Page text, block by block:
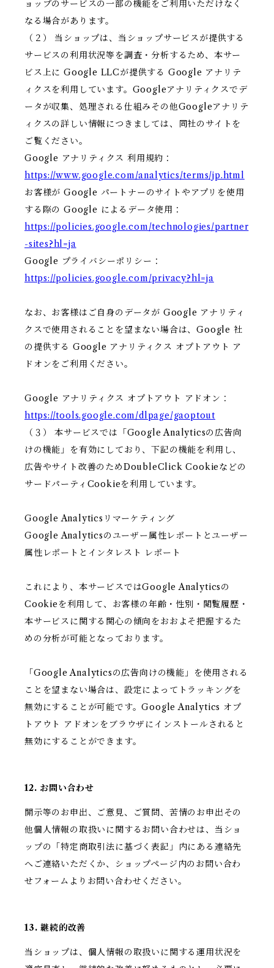
ョップのサービスの一部の機能をご利用いただけなく
なる場合があります。
（２） 当ショップは、当ショップサービスが提供する
サービスの利用状況等を調査・分析するため、本サー
ビス上に Google LLCが提供する Google アナリテ
ィクスを利用しています。Googleアナリティクスでデ
ータが収集、処理される仕組みその他Googleアナリテ
ィクスの詳しい情報につきましては、同社のサイトを
ご覧ください。
Google アナリティクス 利用規約：
https://www.google.com/analytics/terms/jp.html
お客様が Google パートナーのサイトやアプリを使用
する際の Google によるデータ使用：
https://policies.google.com/technologies/partner
-sites?hl=ja
Google プライバシーポリシー：
https://policies.google.com/privacy?hl=ja
なお、お客様はご自身のデータが Google アナリティ
クスで使用されることを望まない場合は、Google 社
の提供する Google アナリティクス オプトアウト ア
ドオンをご利用ください。
Google アナリティクス オプトアウト アドオン：
https://tools.google.com/dlpage/gaoptout
（３） 本サービスでは「Google Analyticsの広告向
けの機能」を有効にしており、下記の機能を利用し、
広告やサイト改善のためDoubleClick Cookieなどの
サードパーティCookieを利用しています。
Google Analyticsリマーケティング
Google Analyticsのユーザー属性レポートとユーザー
属性レポートとインタレスト レポート
これにより、本サービスではGoogle Analyticsの
Cookieを利用して、お客様の年齢・性別・閲覧履歴・
本サービスに関する関心の傾向をおおよそ把握するた
めの分析が可能となっております。
「Google Analyticsの広告向けの機能」を使用される
ことを望まない場合は、設定によってトラッキングを
無効にすることが可能です。Google Analytics オプ
トアウト アドオンをブラウザにインストールされると
無効にすることができます。
12. お問い合わせ
開示等のお申出、ご意見、ご質問、苦情のお申出その
他個人情報の取扱いに関するお問い合わせは、当ショ
ップの「特定商取引法に基づく表記」内にある連絡先
へご連絡いただくか、ショップページ内のお問い合わ
せフォームよりお問い合わせください。
13. 継続的改善
当ショップは、個人情報の取扱いに関する運用状況を